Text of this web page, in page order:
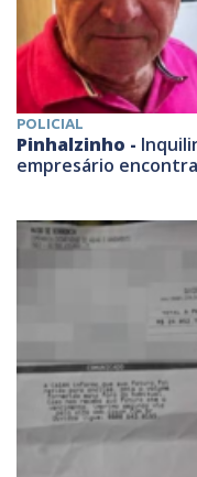
POLICIAL
Pinhalzinho -
empresário